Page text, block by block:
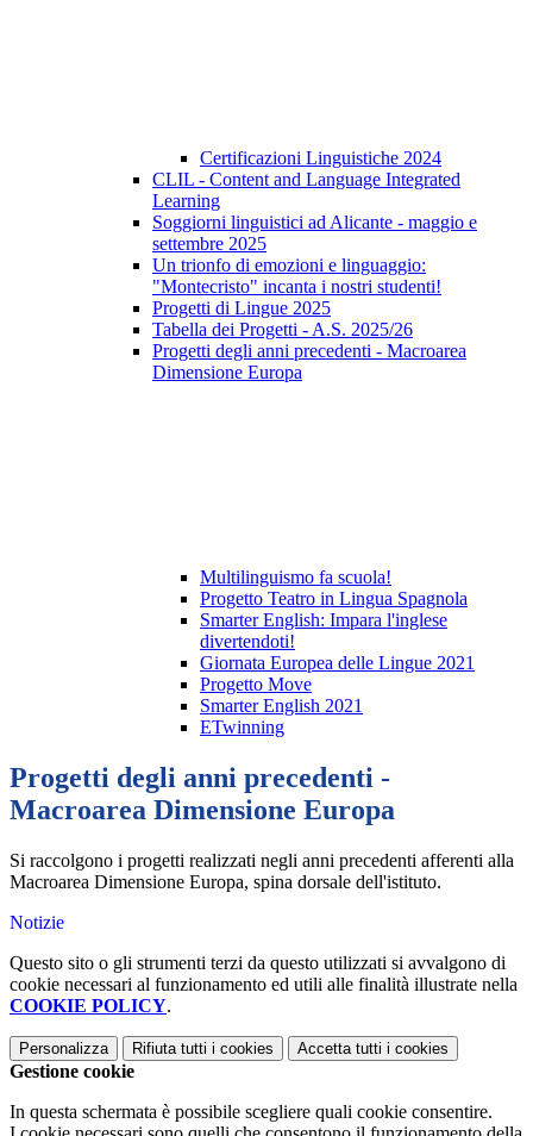
Certificazioni Linguistiche 2024
CLIL - Content and Language Integrated
Learning
Soggiorni linguistici ad Alicante - maggio e
settembre 2025
Un trionfo di emozioni e linguaggio:
"Montecristo" incanta i nostri studenti!
Progetti di Lingue 2025
Tabella dei Progetti - A.S. 2025/26
Progetti degli anni precedenti - Macroarea
Dimensione Europa
Multilinguismo fa scuola!
Progetto Teatro in Lingua Spagnola
Smarter English: Impara l'inglese
divertendoti!
Giornata Europea delle Lingue 2021
Progetto Move
Smarter English 2021
ETwinning
Progetti degli anni precedenti -
Macroarea Dimensione Europa
Si raccolgono i progetti realizzati negli anni precedenti afferenti alla
Macroarea Dimensione Europa, spina dorsale dell'istituto.
Notizie
Questo sito o gli strumenti terzi da questo utilizzati si avvalgono di
cookie necessari al funzionamento ed utili alle finalità illustrate nella
COOKIE POLICY.
Personalizza Rifiuta tutti i cookies Accetta tutti i cookies
Gestione cookie
In questa schermata è possibile scegliere quali cookie consentire.